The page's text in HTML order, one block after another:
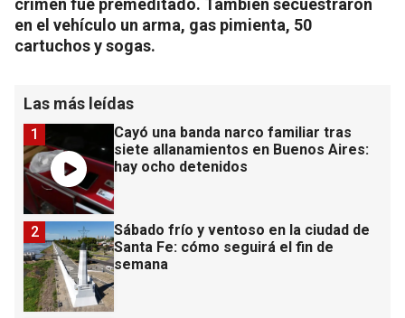
crimen fue premeditado. También secuestraron
en el vehículo un arma, gas pimienta, 50
cartuchos y sogas.
Las más leídas
Cayó una banda narco familiar tras
siete allanamientos en Buenos Aires:
hay ocho detenidos
1
Sábado frío y ventoso en la ciudad de
Santa Fe: cómo seguirá el fin de
semana
2